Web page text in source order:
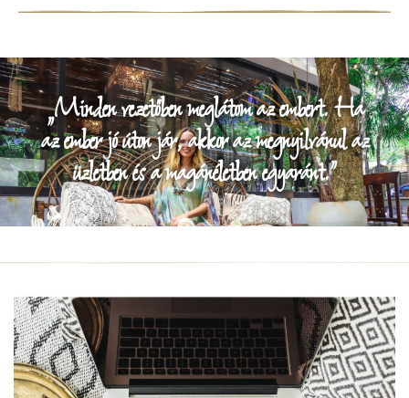
„Minden vezetőben meglátom az embert. Ha
az ember jó úton jár, akkor az megnyilvánul az
üzletben és a magánéletben egyaránt.”